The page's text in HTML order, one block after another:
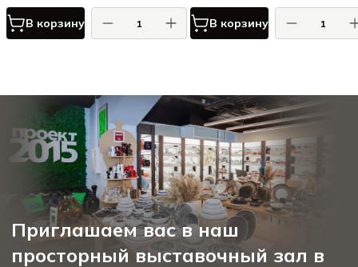
В корзину В корзину
Приглашаем вас в наш
просторный выставочный зал в